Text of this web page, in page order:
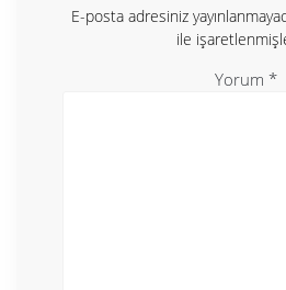
E-posta adresiniz
ile
Yorum *